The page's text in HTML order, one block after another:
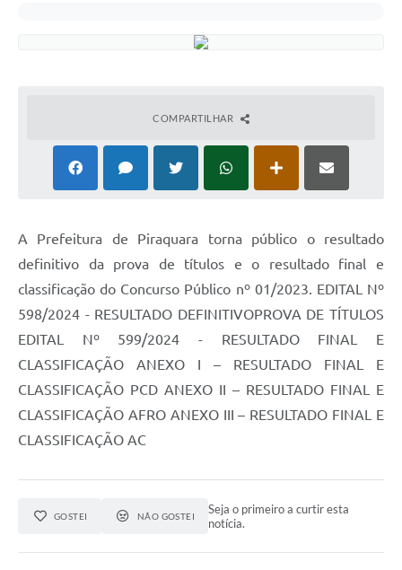
COMPARTILHAR
A Prefeitura de Piraquara torna público o resultado
definitivo da prova de títulos e o resultado final e
classificação do Concurso Público nº 01/2023. EDITAL Nº
598/2024 - RESULTADO DEFINITIVOPROVA DE TÍTULOS
EDITAL Nº 599/2024 - RESULTADO FINAL E
CLASSIFICAÇÃO ANEXO I – RESULTADO FINAL E
CLASSIFICAÇÃO PCD ANEXO II – RESULTADO FINAL E
CLASSIFICAÇÃO AFRO ANEXO III – RESULTADO FINAL E
CLASSIFICAÇÃO AC
GOSTEI NÃO GOSTEI
Seja o primeiro a curtir esta
notícia.